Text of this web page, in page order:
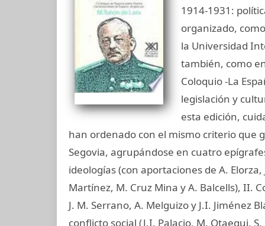
1914-1931:
organizado,
la Universidad
también, como
Coloquio -La
legislación y
esta edición,
han ordenado con el mismo criterio que
Segovia, agrupándose en cuatro
ideologías (con aportaciones de A.
Martínez, M. Cruz Mina y A. Balcells), II.
J. M. Serrano, A. Melguizo y J.I. Jiménez
conflicto social (J.I. Palacio, M. Otaegui,